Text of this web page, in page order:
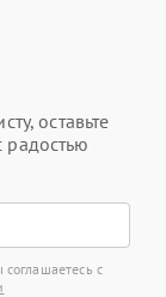
оставьте
с